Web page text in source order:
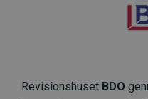
Revisionshuset BDO